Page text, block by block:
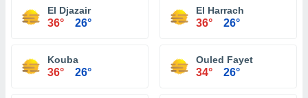
El Djazair
36° 26°
El Harrach
36° 26°
Kouba
36° 26°
Ouled Fayet
34° 26°